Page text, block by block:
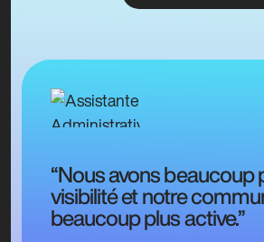
“Nous avons beaucoup
visibilité et notre
beaucoup plus active.”